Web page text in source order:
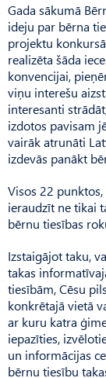
Gada sākumā
ideju par bērna
projektu
realizēta šāda
konvencijai,
viņu interešu
interesanti
izdotos pavisam
vairāk atrunāti
izdevās panākt
Visos 22
ieraudzīt ne tikai
bērnu tiesības
Izstaigājot taku,
takas
tiesībām, Cēsu
konkrētajā vietā
ar kuru katra
iepazīties,
un informācijas
bērnu tiesību